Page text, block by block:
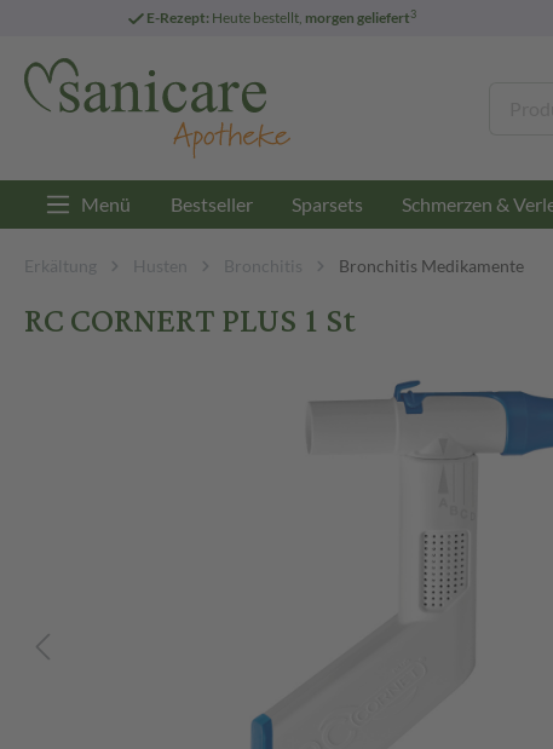
E-Rezept: Heute bestellt, morgen geliefert3
Menü Bestseller Sparsets Schmerzen &
Erkältung Husten Bronchitis Bronchitis Medikamente
RC CORNERT PLUS 1 St